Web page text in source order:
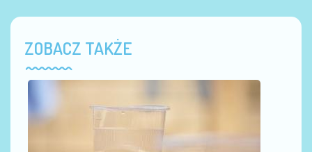
ZOBACZ TAKŻE